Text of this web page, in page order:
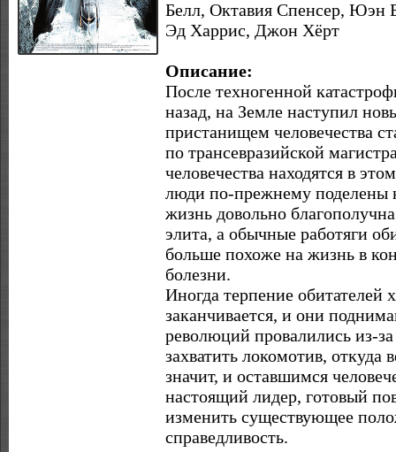
Белл, Октавия Спенсер,
Эд Харрис, Джон Хёрт
Описание:
После техногенной
назад, на Земле наступил
пристанищем человечества
по трансевразийской
человечества находятся в
люди по-прежнему поделены
жизнь довольно
элита, а обычные работяги
больше похоже на жизнь в
болезни.
Иногда терпение обитателей
заканчивается, и они
революций провалились из-
захватить локомотив, откуда
значит, и оставшимся
настоящий лидер, готовый
изменить существующее
справедливость.